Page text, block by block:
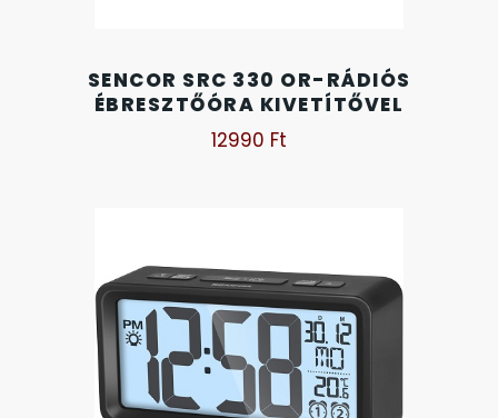
SENCOR SRC 330 OR-RÁDIÓS
ÉBRESZTŐÓRA KIVETÍTŐVEL
12990 Ft